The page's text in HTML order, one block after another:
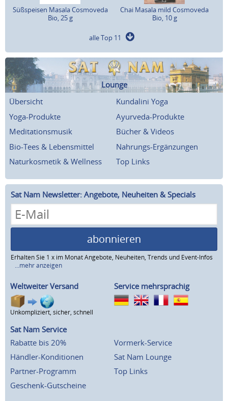
Süßspeisen Masala Cosmoveda
Bio, 25 g
Chai Masala mild Cosmoveda
Bio, 10 g
alle Top 11
Lounge
Übersicht
Kundalini Yoga
Yoga-Produkte
Ayurveda-Produkte
Meditationsmusik
Bücher & Videos
Bio-Tees & Lebensmittel
Nahrungs-Ergänzungen
Naturkosmetik & Wellness
Top Links
Sat Nam Newsletter: Angebote, Neuheiten & Specials
abonnieren
Erhalten Sie 1 x im Monat Angebote, Neuheiten, Trends und Event-Infos
...mehr anzeigen
Weltweiter Versand
Unkompliziert, sicher, schnell
Service mehrsprachig
Sat Nam Service
Rabatte bis 20%
Händler-Konditionen
Partner-Programm
Geschenk-Gutscheine
Vormerk-Service
Sat Nam Lounge
Top Links